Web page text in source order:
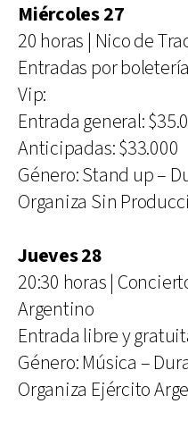
Miércoles 27
20 horas | Nico de
Entradas por
Vip:
Entrada general:
Anticipadas: $33.000
Género: Stand up –
Organiza Sin
Jueves 28
20:30 horas |
Argentino
Entrada libre y
Género: Música –
Organiza Ejército